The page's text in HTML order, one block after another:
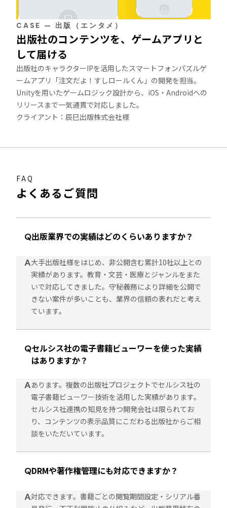
CASE — 出版（エンタメ）
出版社のコンテンツを、ゲームアプリと
して届ける
出版社のキャラクターIPを活用したスマートフォンパズルゲ
ームアプリ「注文だよ！すしロールくん」の開発を担当。
Unityを用いたゲームロジック設計から、iOS・Androidへの
リリースまで一気通貫で対応しました。
クライアント：辰巳出版株式会社様
FAQ
よくあるご質問
Q出版業界での実績はどのくらいありますか？
A大手出版社様をはじめ、非公開含む累計10社以上との
実績があります。教育・文芸・医療とジャンルをまた
いで対応してきました。守秘義務により詳細を公開で
きない案件が多いことも、業界の信頼の表れだと考え
ています。
Qセルシス社の電子書籍ビューワーを使った実績
はありますか？
Aあります。複数の出版社プロジェクトでセルシス社の
電子書籍ビューワー技術を活用した実績があります。
セルシス社連携の知見を持つ開発会社は限られてお
り、コンテンツの表示品質にこだわる出版社からご相
談をいただいています。
QDRMや著作権管理にも対応できますか？
A対応できます。書籍ごとの閲覧期間設定・シリアル番